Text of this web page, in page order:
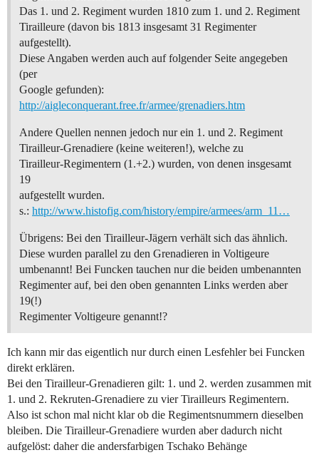
Das 1. und 2. Regiment wurden 1810 zum 1. und 2. Regiment
Tirailleure (davon bis 1813 insgesamt 31 Regimenter
aufgestellt).
Diese Angaben werden auch auf folgender Seite angegeben
(per
Google gefunden):
http://aigleconquerant.free.fr/armee/grenadiers.htm
Andere Quellen nennen jedoch nur ein 1. und 2. Regiment
Tirailleur-Grenadiere (keine weiteren!), welche zu
Tirailleur-Regimentern (1.+2.) wurden, von denen insgesamt
19
aufgestellt wurden.
s.: http://www.histofig.com/history/empire/armees/arm_11…
Übrigens: Bei den Tirailleur-Jägern verhält sich das ähnlich.
Diese wurden parallel zu den Grenadieren in Voltigeure
umbenannt! Bei Funcken tauchen nur die beiden umbenannten
Regimenter auf, bei den oben genannten Links werden aber
19(!)
Regimenter Voltigeure genannt!?
Ich kann mir das eigentlich nur durch einen Lesfehler bei Funcken
direkt erklären.
Bei den Tirailleur-Grenadieren gilt: 1. und 2. werden zusammen mit
1. und 2. Rekruten-Grenadiere zu vier Tirailleurs Regimentern.
Also ist schon mal nicht klar ob die Regimentsnummern dieselben
bleiben. Die Tirailleur-Grenadiere wurden aber dadurch nicht
aufgelöst: daher die andersfarbigen Tschako Behänge